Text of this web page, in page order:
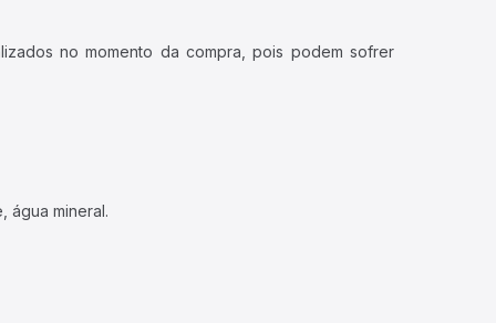
no momento da compra, pois podem sofrer
água mineral.